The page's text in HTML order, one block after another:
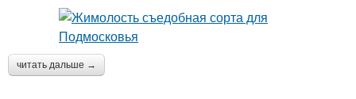
читать дальше →